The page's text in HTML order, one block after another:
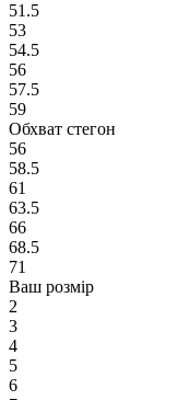
51.5
53
54.5
56
57.5
59
Обхват стегон
56
58.5
61
63.5
66
68.5
71
Ваш розмір
2
3
4
5
6